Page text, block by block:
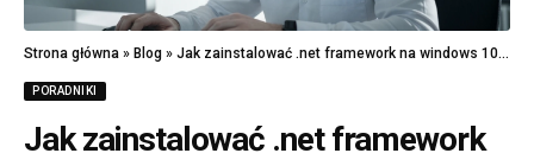
Strona główna » Blog » Jak zainstalować .net framework na windows 10 i windows server?
PORADNIKI
Jak zainstalować .net framework